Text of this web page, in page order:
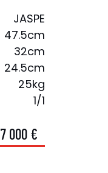
JASPE
47.5cm
32cm
24.5cm
25kg
1/1
7 000 €